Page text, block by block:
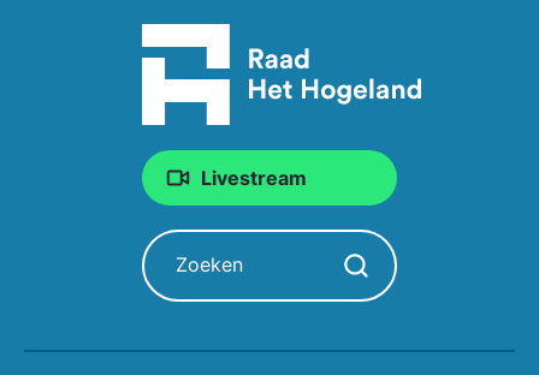
Livestream
Zoeken
Zoekopdracht starten